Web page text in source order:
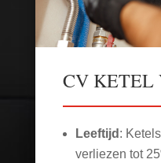
CV KETEL
Leeftijd :
verliezen tot